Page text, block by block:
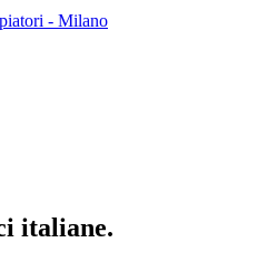
- Milano
italiane.